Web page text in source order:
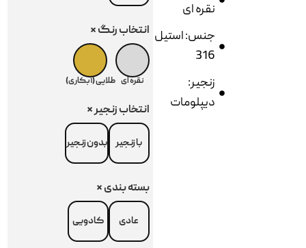
نقره ای
جنس: استیل
316
زنجیر:
دیپلومات
انتخاب رنگ*
نقره ای طلایی (آبکاری)
انتخاب زنجیر*
با زنجیر بدون زنجیر
بسته بندی*
عادی کادویی